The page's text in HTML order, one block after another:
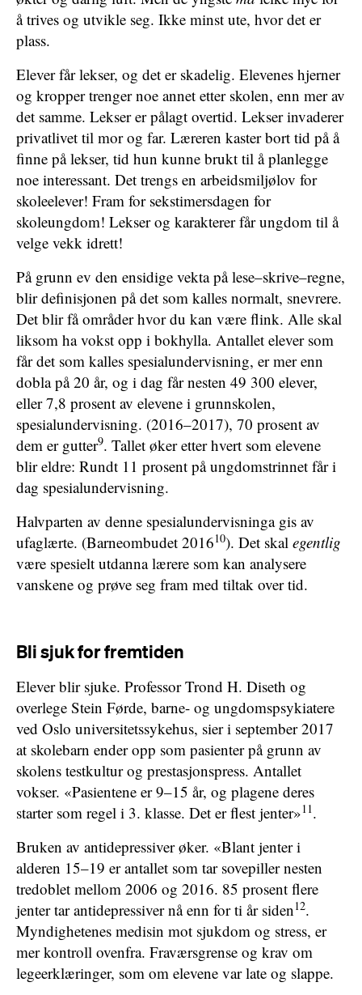
å trives og utvikle seg. Ikke minst ute, hvor det er
plass.
Elever får lekser, og det er skadelig. Elevenes hjerner
og kropper trenger noe annet etter skolen, enn mer av
det samme. Lekser er pålagt overtid. Lekser invaderer
privatlivet til mor og far. Læreren kaster bort tid på å
finne på lekser, tid hun kunne brukt til å planlegge
noe interessant. Det trengs en arbeidsmiljølov for
skoleelever! Fram for sekstimersdagen for
skoleungdom! Lekser og karakterer får ungdom til å
velge vekk idrett!
På grunn ev den ensidige vekta på lese–skrive–regne,
blir definisjonen på det som kalles normalt, snevrere.
Det blir få områder hvor du kan være flink. Alle skal
liksom ha vokst opp i bokhylla. Antallet elever som
får det som kalles spesialundervisning, er mer enn
dobla på 20 år, og i dag får nesten 49 300 elever,
eller 7,8 prosent av elevene i grunnskolen,
spesialundervisning. (2016–2017), 70 prosent av
dem er gutter9. Tallet øker etter hvert som elevene
blir eldre: Rundt 11 prosent på ungdomstrinnet får i
dag spesialundervisning.
Halvparten av denne spesialundervisninga gis av
ufaglærte. (Barneombudet 201610). Det skal egentlig
være spesielt utdanna lærere som kan analysere
vanskene og prøve seg fram med tiltak over tid.
Bli sjuk for fremtiden
Elever blir sjuke. Professor Trond H. Diseth og
overlege Stein Førde, barne- og ungdomspsykiatere
ved Oslo universitetssykehus, sier i september 2017
at skolebarn ender opp som pasienter på grunn av
skolens testkultur og prestasjonspress. Antallet
vokser. «Pasientene er 9–15 år, og plagene deres
starter som regel i 3. klasse. Det er flest jenter»11.
Bruken av antidepressiver øker. «Blant jenter i
alderen 15–19 er antallet som tar sovepiller nesten
tredoblet mellom 2006 og 2016. 85 prosent flere
jenter tar antidepressiver nå enn for ti år siden12.
Myndighetenes medisin mot sjukdom og stress, er
mer kontroll ovenfra. Fraværsgrense og krav om
legeerklæringer, som om elevene var late og slappe.